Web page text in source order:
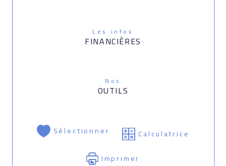
Les infos
FINANCIÈRES
Nos
OUTILS
Sélectionner
Calculatrice
Imprimer